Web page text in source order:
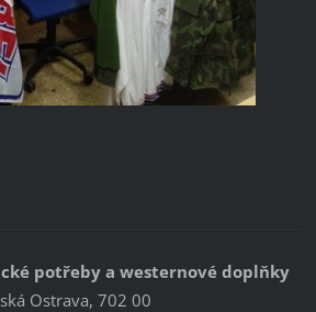
potřeby a westernové doplňky
Ostrava, 702 00